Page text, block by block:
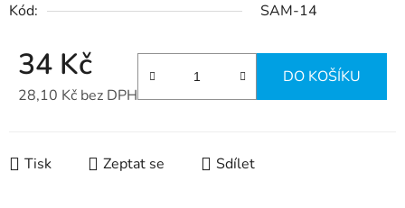
Kód:
SAM-14
34 Kč
28,10 Kč bez DPH
DO KOŠÍKU
Tisk Zeptat se Sdílet